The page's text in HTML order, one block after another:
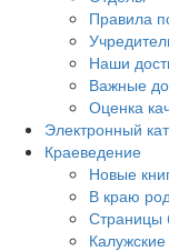
Правила
Наши
Важные
Оценка
Электронный
Краеведение
Новые
В краю
Страницы